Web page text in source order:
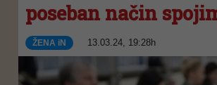
poseban način
ŽENA iN 13.03.24, 19:28h